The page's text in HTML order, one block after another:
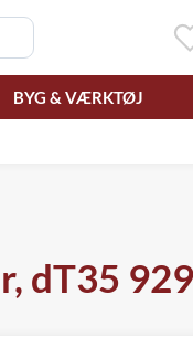
BYG & VÆRKTØJ
dT35